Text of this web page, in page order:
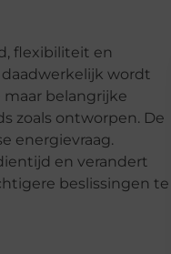
flexibiliteit en
wordt
belangrijke
zoals ontworpen. De
energievraag.
en verandert
beslissingen te